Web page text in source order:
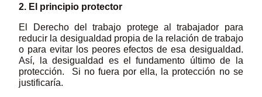
2. El principio protector
El Derecho del trabajo protege al trabajador para
reducir la desigualdad propia de la relación de trabajo
o para evitar los peores efectos de esa desigualdad.
Así, la desigualdad es el fundamento último de la
protección. Si no fuera por ella, la protección no se
justificaría.